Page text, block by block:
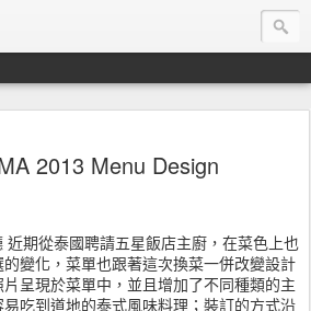
2013 Menu Design
近期從泰國聘請五星飯店主廚，在菜色上也
變化，菜單也跟著這次換菜一併改變設計
呈現於菜單中，並且增加了不同種類的主
吃到道地的泰式風味料理；裝訂的方式沿